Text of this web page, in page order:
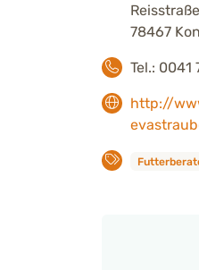
78467
Tel.: 0041
http://